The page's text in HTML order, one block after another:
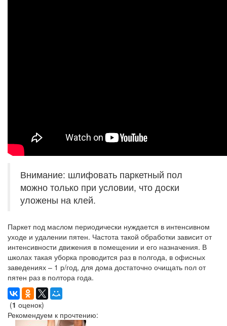
Внимание: шлифовать паркетный пол
можно только при условии, что доски
уложены на клей.
Паркет под маслом периодически нуждается в интенсивном
уходе и удалении пятен. Частота такой обработки зависит от
интенсивности движения в помещении и его назначения. В
школах такая уборка проводится раз в полгода, в офисных
заведениях – 1 р/год, для дома достаточно очищать пол от
пятен раз в полтора года.
(1 оценок)
Рекомендуем к прочтению: